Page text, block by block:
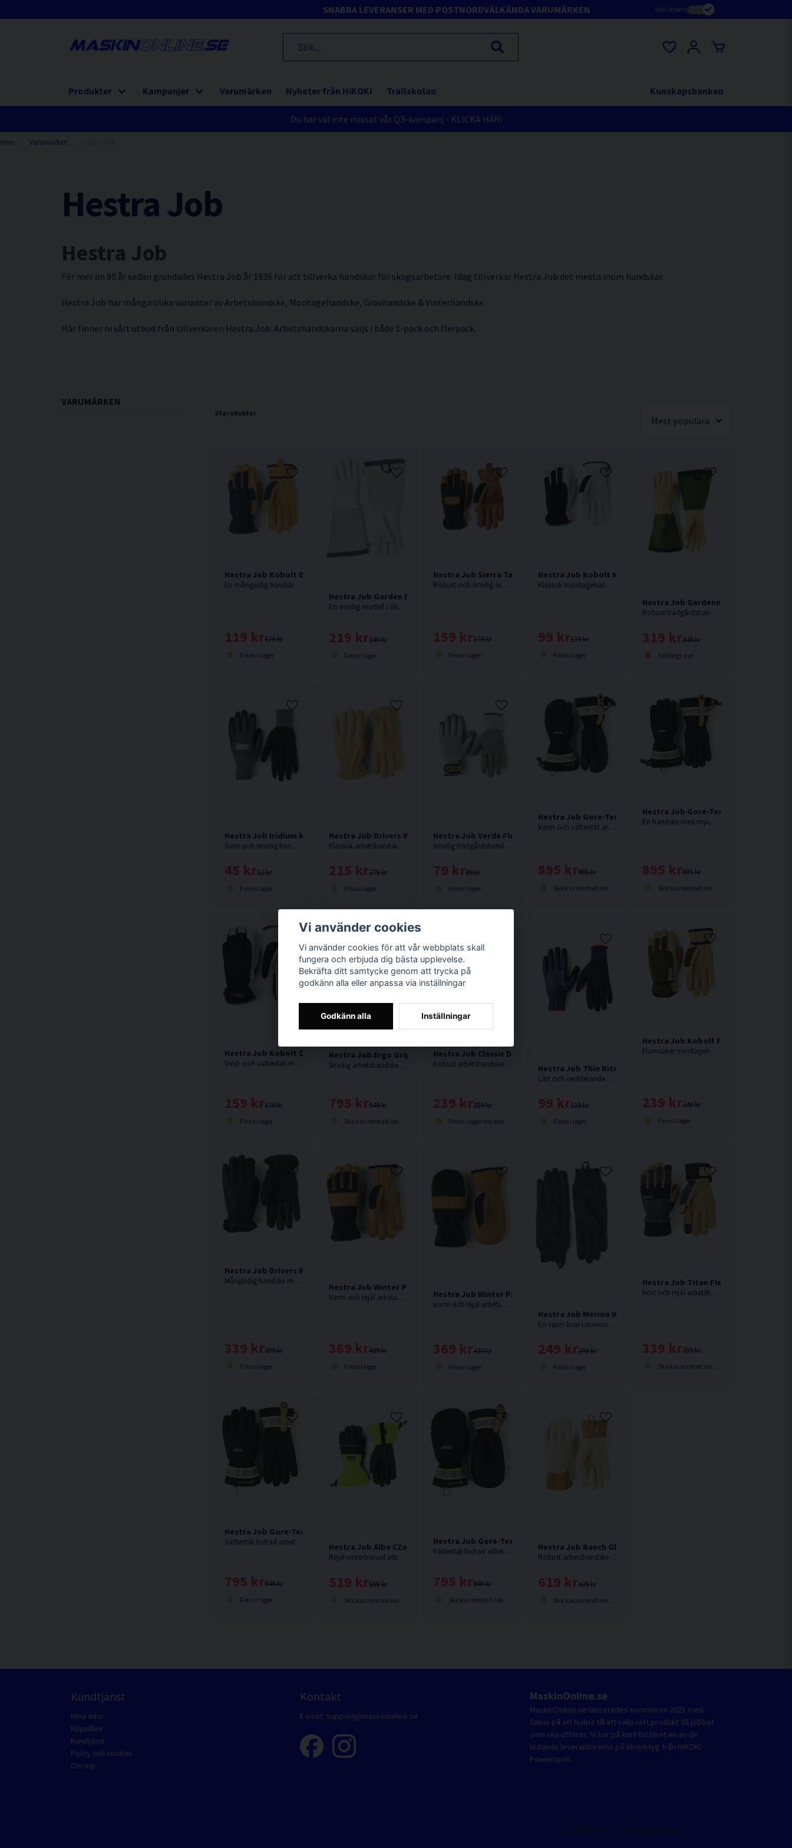
SNABBA LEVERANSER MED POSTNORDVÄLKÄNDA VARUMÄRKEN Inkl.moms
Produkter Kampanjer Varumärken Nyheter från HiKOKI Trallskolan Kunskapsbanken
Du har väl inte missat vår Q3-kampanj - KLICKA HÄR!
Hem Varumärken
Hestra Job
Hestra Job
För mer än 80 år sedan grundades Hestra Job år 1936 för att tillverka handskar för skogsarbetare. Idag tillverkar Hestra Job det mesta inom handskar.
Hestra Job har många olika varianter av Arbetshandske, Montagehandske, Grovhandske & Vinterhandske.
Här finner ni vårt utbud från tillverkaren Hestra Job. Arbetshandskarna säljs i både 1-pack och flerpack.
VARUMÄRKEN
24 produkter
Mest populära
Hestra Job Kobolt Denim Arbetshandske Storlek 7
En mångsidig handske för gårdsarbete. Tillverkad i slitstarkt getskinn med förstärkta fingrar och tumme. Ovandel i denim. Resår runt hela handleden.
179 kr
119 kr
Finns i Lager
Hestra Job Garden Rose Roshandske
En smidig modell i slitstarkt getskinn för trädgårdsarbete. Den långa kragen i nötspalt skyddar underarmen mot taggar från rosor och buskar.
249 kr
219 kr
Finns i lager
Hestra Job Sierra Tan Arbetshandske
Robust och smidig arbetshandske för trädgård, hantverk och många typer av hemmafix. Sydd i tåligt getläder med handnära passform.
179 kr
159 kr
Finns i lager
Hestra Job Kobolt Montagehandske
Klassisk montagehandske för bygg, hantverk, industriell montering och andra sammanhang som kräver god passform och fingertoppskänsla.
119 kr
99 kr
Finns i lager
Hestra Job Gardeners Gauntlet
Robust trädgårdshandske i läder med hög krage som skyddar underarmen.
349 kr
319 kr
Tillfälligt slut
Hestra Job Iridium Montagehandske
Tunn och smidig handske för industri- och montagearbete och andra sammanhang där du vill ha perfekt fingertoppskänsla.
52 kr
45 kr
Finns i lager
Hestra Job Drivers Work Glove Arbetshandske
Klassisk arbetshandske för snickeri och hantverk i impregnerat nötläder som är mjukt och slitstarkt.
279 kr
215 kr
Finns i lager
Hestra Job Verde Flex Trädgårdshandske
Smidig trädgårdshandske med riktigt bra grepp och fingertoppskänsla. Den är stickad i stretchigt, syntetmaterial och doppade i slitstark latex.
89 kr
79 kr
Finns i lager
Hestra Job Gore-Tex Pro 3-F Vinterhandske
Varm och vattentät arbetshandske för finmotoriskt arbete i kalla och fuktiga miljöer.
995 kr
895 kr
Skickas normalt inom 1-3 dagar
Hestra Job Gore-Tex Pro 5-F
En handske med mycket god isoleringsförmåga, som håller händerna både varma och torra även i snörika, kalla och fuktiga miljöer.
995 kr
895 kr
Skickas normalt inom 1-3 dagar
Hestra Job Kobolt CZone Montagehandske
Vind- och vattentät montagehandske för arbete utomhus i kylig väderlek.
179 kr
159 kr
Finns i lager
Hestra Job Ergo Grip CZone PRO Arbetshandske
Smidig arbetshandske för finmotoriskt arbete i kalla och fuktiga arbetsmiljöer.
949 kr
795 kr
Skickas normalt inom 1-3 dagar
Hestra Job Classic Denim Arbetshandske
Robust arbetshandske som skyddar handen vid alla typer av grovarbeten.
289 kr
239 kr
Finns i lager hos leverantör
Hestra Job Thin Nitrile Cut Allroundhandske
Lätt och ventilerande allroundhandske som ger bästa tänkbara fingertoppskänsla samtidigt som den skyddar mot vassa kanter (skärskydd nivå D).
119 kr
99 kr
Finns i lager
Hestra Job Kobolt FR Flamsäker
Flamsäker montagehandske med utmärkt känsla och rörelsefrihet för fingrarna. Ovandelen är sydd i skyddande Nomex®-tyg medan innerhanden är i getskinn.
249 kr
239 kr
Finns i lager
Hestra Job Drivers Winter Arbetshandske
Mångsidig handske med Thinsulate syntetfyllning som värmer under kyliga höst- och vinterdagar.
399 kr
339 kr
Finns i lager
Hestra Job Winter Pro 5-Finger Vinterhandske
Varm och rejäl arbetshandske tillverkad helt i getskinn.
439 kr
369 kr
Finns i lager
Hestra Job Winter Pro Mitt Vinterhandske
Varm och rejäl arbetshandske i extra värmande tummodell.
439 kr
369 kr
Finns i lager
Hestra Job Merino Wool Liner Vinterhandske
En varm liner i merinoull.
299 kr
249 kr
Finns i lager
Hestra Job Titan Flex Vinterhandske
Kort och rejäl arbetshandske i slitstarkt impregnerat getskinn.
399 kr
339 kr
Skickas normalt inom 1-3 dagar
Hestra Job Gore-Tex Bas 5-Finger Vinterhandske
Vattentät fodrad arbetshandske i getskinn för riktigt kalla vinterdagar. GORE-TEX stoppar väta samtidigt som det ventilerar ut fukt inifrån.
949 kr
795 kr
Finns i lager
Hestra Job Alba CZone Winter Vinterhandske
Rejäl vinterbonad arbetshandske med hög krage och snölås. Innerhand i kraftigt syntetlmaterial ger utmärkt grepp och ett CZone-membran stoppar väta.
599 kr
519 kr
Skickas normalt inom 1-3 dagar
Hestra Job Gore-Tex Bas Mitt Vinterhandske
Vattentät fodrad arbetshandske i extra värmande tummodell för yrkesfolk som vistas långa dagar utomhus i sträng kyla.
949 kr
795 kr
Skickas normalt inom 1-3 dagar
Hestra Job Ranch Glove Arbetshandske
Robust arbetshandske för trädgård och lantbruk, en exklusiv modell i sämskskinn som garvats skonsamt utan krom och färgämnen.
699 kr
619 kr
Skickas normalt inom 1-3 dagar
Kundtjänst
Mina sidor
Köpvillkor
Kundtjänst
Policy och cookies
Om oss
Kontakt
E-post: support@maskinonline.se
MaskinOnline.se
MaskinOnline.se lanserades sommaren 2021 med
fokus på att hjälpa till att välja rätt produkt till jobbet
som ska utföras. Vi har på kort tid blivit en av de
ledande leverantörerna på elverktyg från HiKOKI
Powertools.
Vi använder cookies
Vi använder cookies för att vår webbplats skall
fungera och erbjuda dig bästa upplevelse.
Bekräfta ditt samtycke genom att trycka på
godkänn alla eller anpassa via inställningar
Godkänn alla Inställningar